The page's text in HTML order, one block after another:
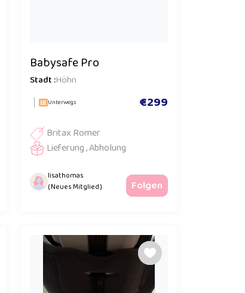
Babysafe Pro
Stadt :Höhn
Unterwegs €299
Britax Romer
Lieferung , Abholung
lisathomas
( Neues Mitglied )
Folgen